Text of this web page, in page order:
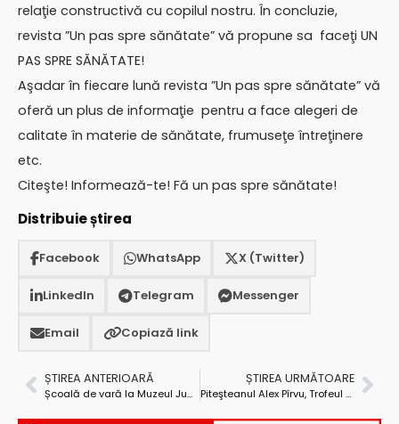
relaţie constructivă cu copilul nostru. În concluzie,
revista ”Un pas spre sănătate” vă propune sa faceţi UN
PAS SPRE SĂNĂTATE!
Aşadar în fiecare lună revista ”Un pas spre sănătate” vă
oferă un plus de informaţie pentru a face alegeri de
calitate în materie de sănătate, frumuseţe întreţinere
etc.
Citeşte! Informează-te! Fă un pas spre sănătate!
Distribuie știrea
Facebook WhatsApp X (Twitter)
LinkedIn Telegram Messenger
Email Copiază link
ȘTIREA ANTERIOARĂ
Școală de vară la Muzeul Județean Argeș
ȘTIREA URMĂTOARE
Piteşteanul Alex Pîrvu, Trofeul Mamaia Copiilor 2014, secţiunea Interpretare